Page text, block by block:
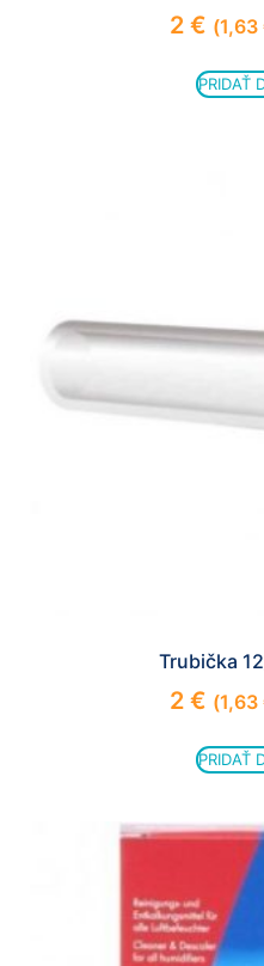
2 € (1,63
PRIDAŤ
Trubička
2 € (1,63
PRIDAŤ